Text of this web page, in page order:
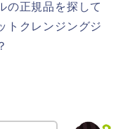
の正規品を探して
トクレンジングジ